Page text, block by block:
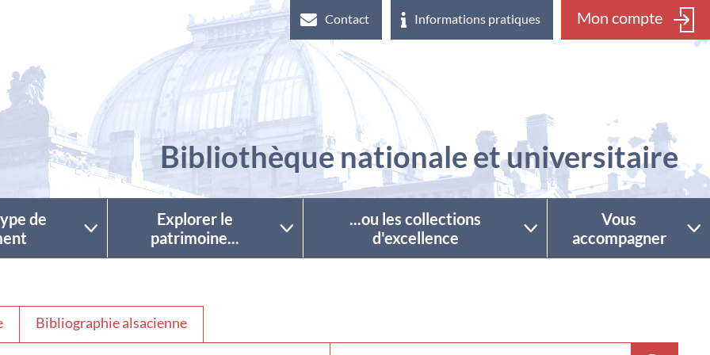
Contact Informations pratiques Mon compte
Bibliothèque nationale et universitaire
de
Explorer le
patrimoine...
...ou les collections
d'excellence
Vous
accompagner
Bibliographie alsacienne